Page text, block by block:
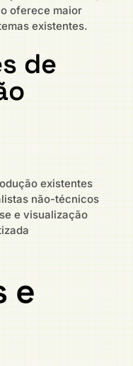
oferece maior
existentes.
de
existentes
não-técnicos
e visualização
e